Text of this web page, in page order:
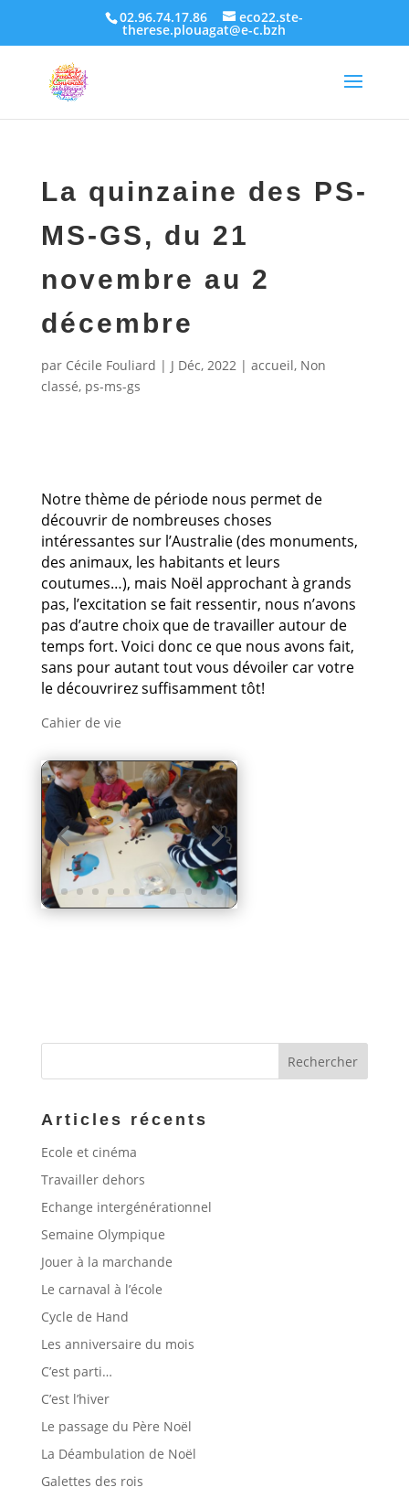
02.96.74.17.86 eco22.ste-
therese.plouagat@e-c.bzh
La quinzaine des PS-
MS-GS, du 21
novembre au 2
décembre
par Cécile Fouliard | J Déc, 2022| accueil, Non
classé, ps-ms-gs
Notre thème de période nous permet de
découvrir de nombreuses choses
intéressantes sur l’Australie (des monuments,
des animaux, les habitants et leurs
coutumes…), mais Noël approchant à grands
pas, l’excitation se fait ressentir, nous n’avons
pas d’autre choix que de travailler autour de
temps fort. Voici donc ce que nous avons fait,
sans pour autant tout vous dévoiler car votre
le découvrirez suffisamment tôt!
Cahier de vie
Articles récents
Ecole et cinéma
Travailler dehors
Echange intergénérationnel
Semaine Olympique
Jouer à la marchande
Le carnaval à l’école
Cycle de Hand
Les anniversaire du mois
C’est parti…
C’est l’hiver
Le passage du Père Noël
La Déambulation de Noël
Galettes des rois